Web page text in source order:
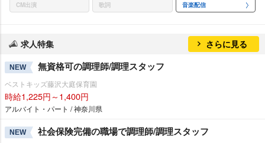
CM出演 歌詞 音楽配信
求人特集 さらに見る
NEW 無資格可の調理師/調理スタッフ
ベストキッズ藤沢大庭保育園
時給1,225円～1,400円
アルバイト・パート / 神奈川県
NEW 社会保険完備の職場で調理師/調理スタッフ